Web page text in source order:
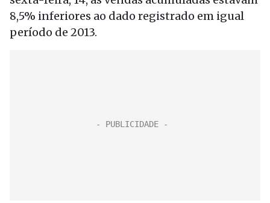
8,5% inferiores ao dado registrado em igual
período de 2013.